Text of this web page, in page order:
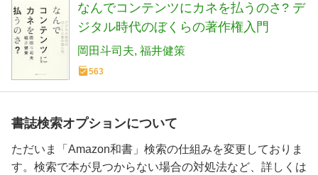
なんでコンテンツにカネを払うのさ? デ
ジタル時代のぼくらの著作権入門
岡田斗司夫 福井健策
563
書誌検索オプションについて
ただいま「Amazon和書」検索の仕組みを変更しておりま
す。検索で本が見つからない場合の対処法など、詳しくは